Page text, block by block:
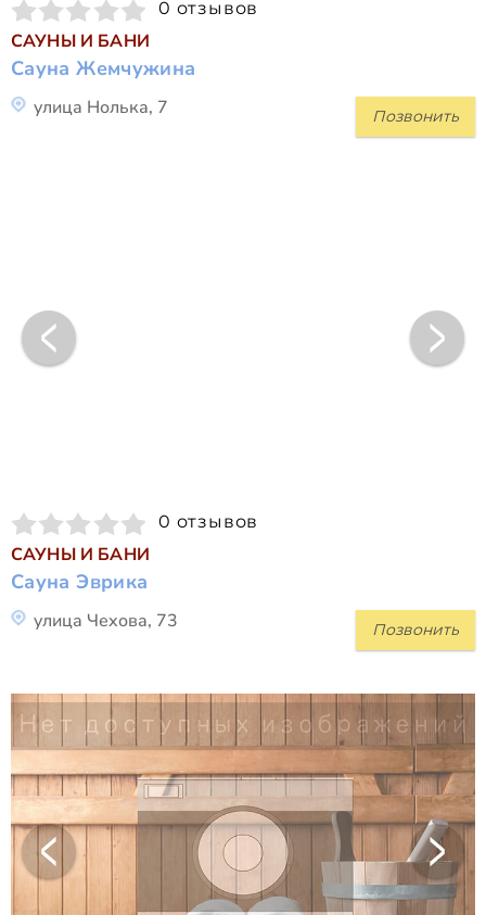
0 отзывов
САУНЫ И БАНИ
Сауна Жемчужина
Позвонить
улица Нолька, 7
0 отзывов
САУНЫ И БАНИ
Сауна Эврика
Позвонить
улица Чехова, 73